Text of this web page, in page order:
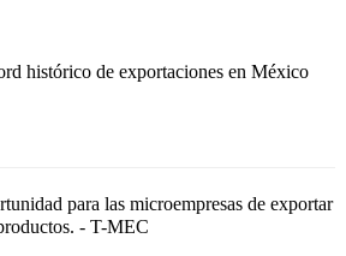
histórico de exportaciones en México
para las microempresas de exportar
- T-MEC